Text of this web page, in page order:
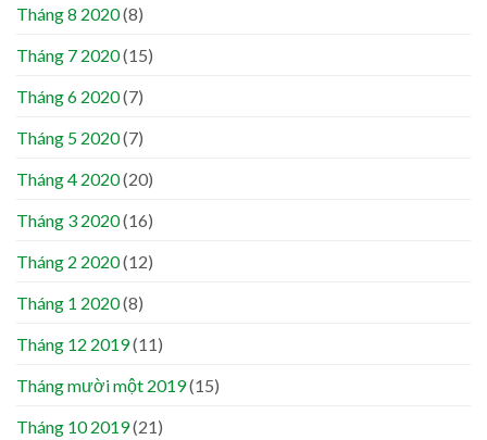
Tháng 8 2020(8)
Tháng 7 2020(15)
Tháng 6 2020(7)
Tháng 5 2020(7)
Tháng 4 2020(20)
Tháng 3 2020(16)
Tháng 2 2020(12)
Tháng 1 2020(8)
Tháng 12 2019(11)
Tháng mười một 2019(15)
Tháng 10 2019(21)